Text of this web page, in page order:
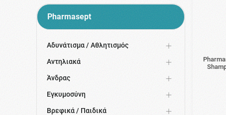
Pharmasept
Αδυνάτισμα / Αθλητισμός
Αντηλιακά
Άνδρας
Εγκυμοσύνη
Βρεφικά / Παιδικά